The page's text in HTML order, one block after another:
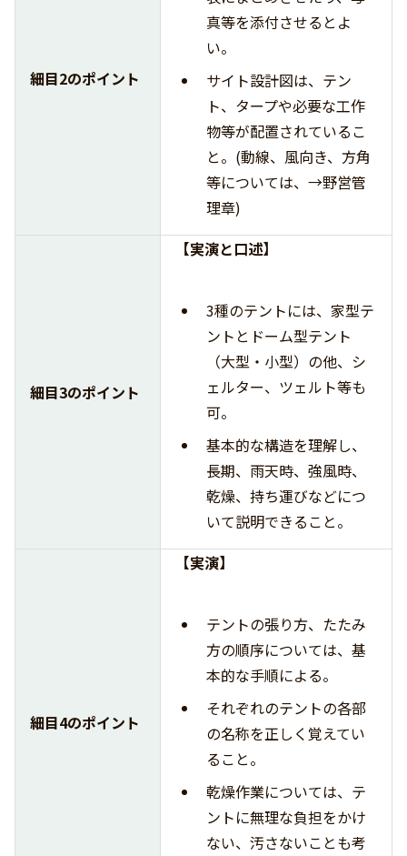
細目2のポイント
真等を添付させるとよ
い。
サイト設計図は、テン
ト、タープや必要な工作
物等が配置されているこ
と。(動線、風向き、方角
等については、→野営管
理章)
細目3のポイント
【実演と口述】
3種のテントには、家型テ
ントとドーム型テント
（大型・小型）の他、シ
ェルター、ツェルト等も
可。
基本的な構造を理解し、
長期、雨天時、強風時、
乾燥、持ち運びなどにつ
いて説明できること。
細目4のポイント
【実演】
テントの張り方、たたみ
方の順序については、基
本的な手順による。
それぞれのテントの各部
の名称を正しく覚えてい
ること。
乾燥作業については、テ
ントに無理な負担をかけ
ない、汚さないことも考